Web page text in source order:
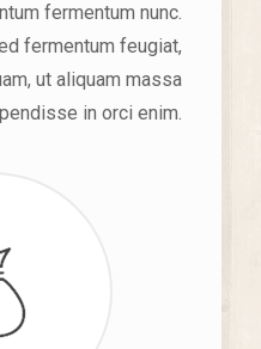
fermentum nunc.
fermentum feugiat,
ut aliquam massa
in orci enim.